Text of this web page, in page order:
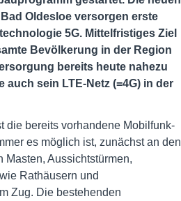
Oldesloe versorgen erste
5G. Mittelfristiges Ziel
Bevölkerung in der Region
bereits heute nahezu
auch sein LTE-Netz (=4G) in der
die bereits vorhandene Mobilfunk-
es möglich ist, zunächst an den
Aussichtstürmen,
Rathäusern und
Zug. Die bestehenden